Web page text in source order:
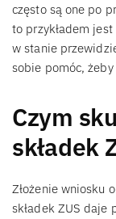
często są one po
to przykładem
w stanie
sobie pomóc,
Czym
składek
Złożenie wniosku
składek ZUS daje